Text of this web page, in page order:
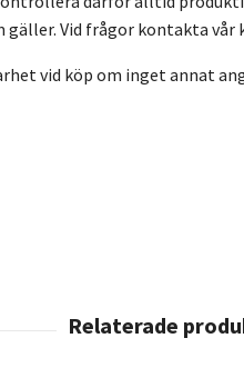
Vid frågor kontakta vår
vid köp om inget annat